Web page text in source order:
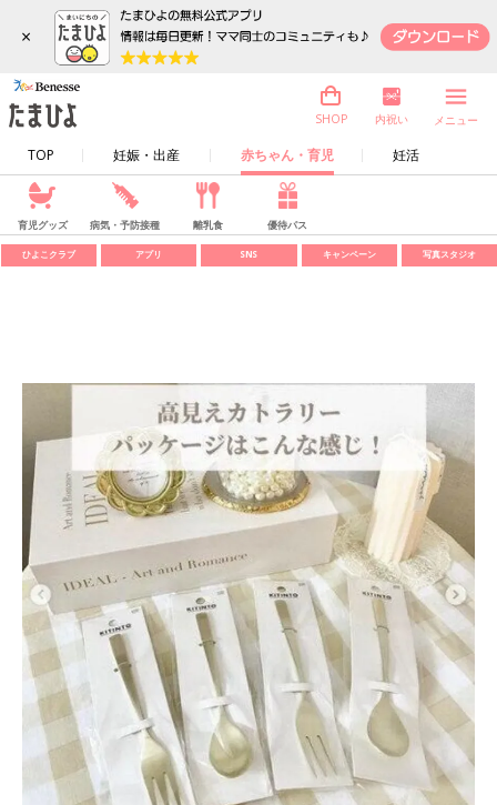
×
TOP 妊娠・出産 赤ちゃん・育児 妊活
SHOP 内祝い メニュー
育児グッズ 病気・予防接種 離乳食 優待パス
ひよこクラブ アプリ SNS キャンペーン 写真スタジオ